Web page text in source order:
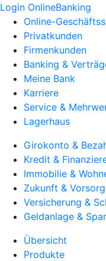
Login OnlineBanking
Online-
Privatkunden
Firmenkunden
Banking &
Meine Bank
Karriere
Service &
Lagerhaus
Girokonto &
Kredit &
Immobilie &
Zukunft &
Versicherung &
Geldanlage &
Übersicht
Produkte